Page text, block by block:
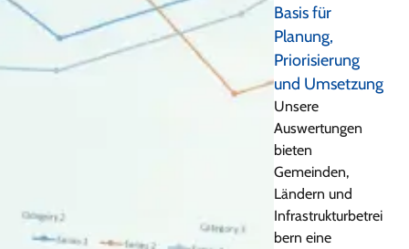
Basis für
Planung,
Priorisierung
und Umsetzung
Unsere
Auswertungen
bieten
Gemeinden,
Ländern und
Infrastrukturbetrei
bern eine